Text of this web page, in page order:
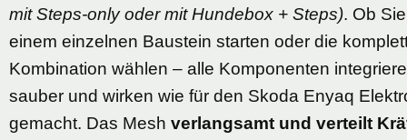
mit Steps-only oder mit Hundebox + Steps). Ob
einem einzelnen Baustein starten oder die
Kombination wählen – alle Komponenten
sauber und wirken wie für den Skoda Enyaq
gemacht. Das Mesh verlangsamt und verteilt